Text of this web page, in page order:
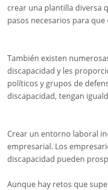
crear una plantilla diversa
pasos necesarios para
También existen
discapacidad y les
políticos y grupos de
discapacidad, tengan
Crear un entorno laboral
empresarial. Los
discapacidad pueden
Aunque hay retos que